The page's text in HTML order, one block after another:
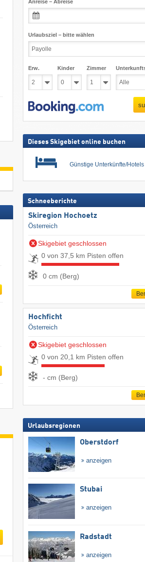
Anreise – Abreise
Urlaubsziel – bitte wählen
Erw. Kinder Zimmer
Dieses Skigebiet online buchen
Günstige Unterkünfte/Hotels
Schneeberichte
Skiregion Hochoetz
Österreich
Skigebiet geschlossen
0 von 37,5 km Pisten offen
0 cm (Berg)
Hochficht
Österreich
Skigebiet geschlossen
0 von 20,1 km Pisten offen
- cm (Berg)
Urlaubsregionen
Oberstdorf
anzeigen
Stubai
anzeigen
Radstadt
anzeigen